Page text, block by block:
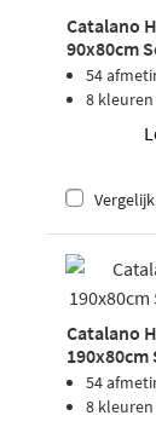
Catalano
90x80cm
54
8 kleuren
Vergelijk
Catalano
zwart
54
8 kleuren